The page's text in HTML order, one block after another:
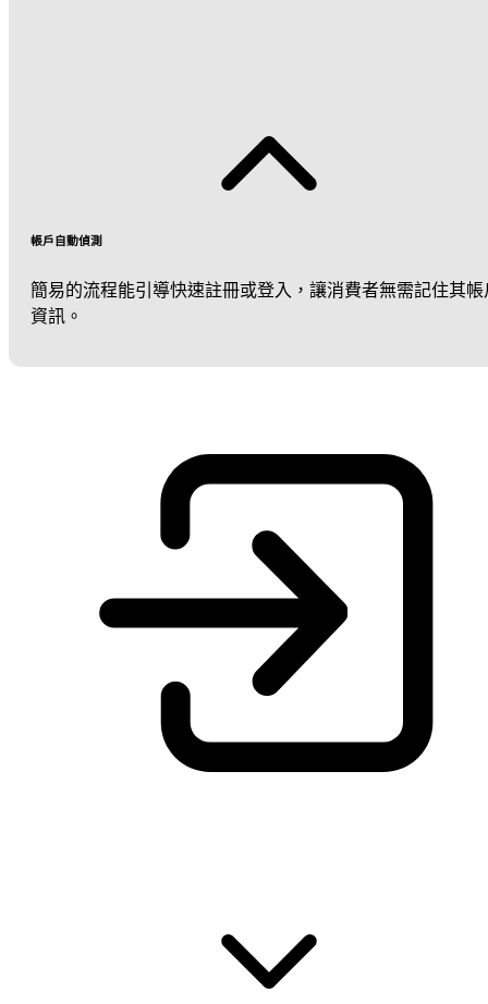
帳戶自動偵測
簡易的流程能引導快速註冊或登入，讓消費者無需記住其帳
資訊。